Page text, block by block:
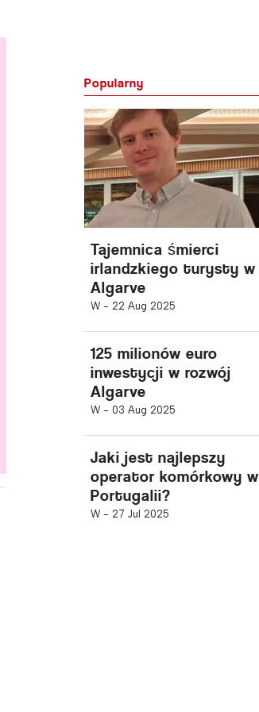
Popularny
Tajemnica śmierci
irlandzkiego turysty w
Algarve
W - 22 Aug 2025
125 milionów euro
inwestycji w rozwój
Algarve
W - 03 Aug 2025
Jaki jest najlepszy
operator komórkowy w
Portugalii?
W - 27 Jul 2025